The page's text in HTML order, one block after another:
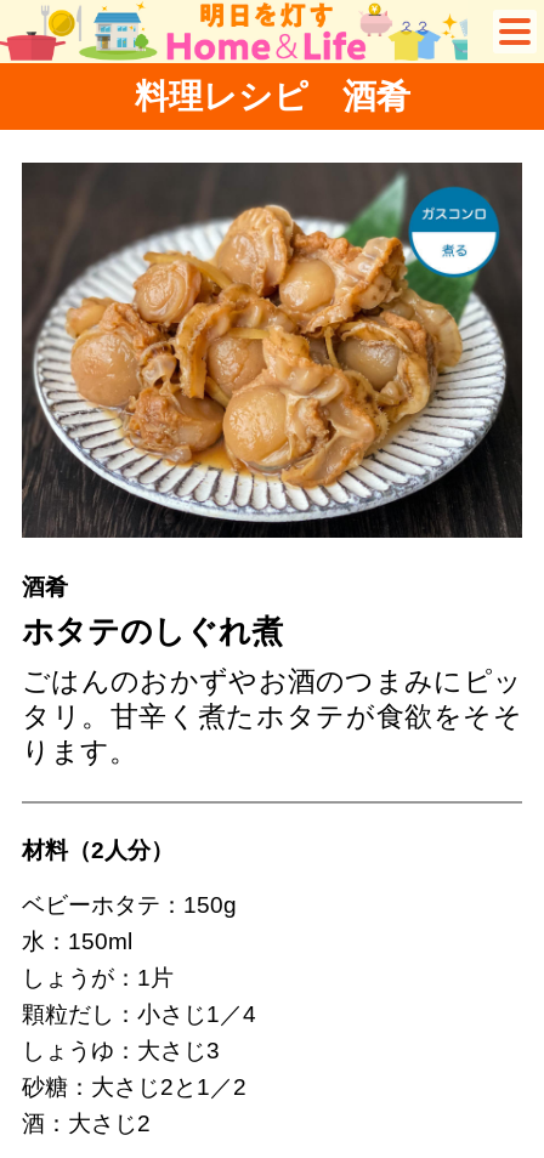
料理レシピ 酒肴
酒肴
ホタテのしぐれ煮
ごはんのおかずやお酒のつまみにピッ
タリ。甘辛く煮たホタテが食欲をそそ
ります。
材料（2人分）
ベビーホタテ：150g
水：150ml
しょうが：1片
顆粒だし：小さじ1／4
しょうゆ：大さじ3
砂糖：大さじ2と1／2
酒：大さじ2